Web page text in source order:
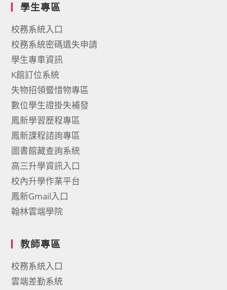
學生專區
校務系統入口
校務系統密碼遺失申請
學生專車資訊
K館訂位系統
失物招領暨惜物專區
數位學生證掛失補發
鳳新學習歷程專區
鳳新課程諮詢專區
圖書館藏查詢系統
高三升學資訊入口
校內升學作業平台
鳳新Gmail入口
翰林雲端學院
教師專區
校務系統入口
雲端差勤系統